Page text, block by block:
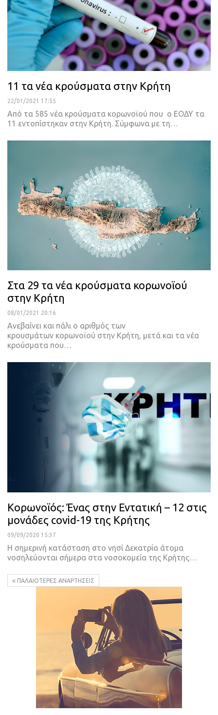
11 τα νέα κρούσματα στην Κρήτη
22/01/2021 17:55
Από τα 585 νέα κρούσματα κορωνοϊού που ο ΕΟΔΥ τα
11 εντοπίστηκαν στην Κρήτη. Σύμφωνα με τη
Στα 29 τα νέα κρούσματα κορωνοϊού
στην Κρήτη
08/01/2021 20:16
Ανεβαίνει και πάλι ο αριθμός των
κρουσμάτων κορωνοϊού στην Κρήτη, μετά και τα νέα
κρούσματα που…
Κορωνοϊός: Ένας στην Εντατική – 12 στις
μονάδες covid-19 της Κρήτης
09/09/2020 15:37
Η σημερινή κατάσταση στο νησί Δεκατρία άτομα
νοσηλεύονται σήμερα στα νοσοκομεία της Κρήτης
ΠΑΛΑΙΌΤΕΡΕΣ ΑΝΑΡΤΉΣΕΙΣ